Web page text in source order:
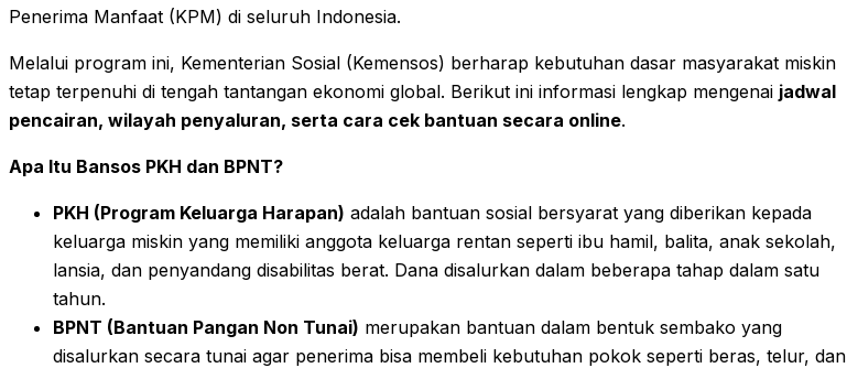
Penerima Manfaat (KPM) di seluruh Indonesia.
Melalui program ini, Kementerian Sosial (Kemensos) berharap kebutuhan dasar masyarakat miskin
tetap terpenuhi di tengah tantangan ekonomi global. Berikut ini informasi lengkap mengenai jadwal
pencairan, wilayah penyaluran, serta cara cek bantuan secara online.
Apa Itu Bansos PKH dan BPNT?
PKH (Program Keluarga Harapan) adalah bantuan sosial bersyarat yang diberikan kepada
keluarga miskin yang memiliki anggota keluarga rentan seperti ibu hamil, balita, anak sekolah,
lansia, dan penyandang disabilitas berat. Dana disalurkan dalam beberapa tahap dalam satu
tahun.
BPNT (Bantuan Pangan Non Tunai) merupakan bantuan dalam bentuk sembako yang
disalurkan secara tunai agar penerima bisa membeli kebutuhan pokok seperti beras, telur, dan